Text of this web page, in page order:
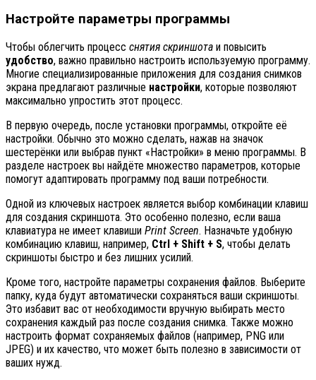
Настройте параметры программы
Чтобы облегчить процесс снятия скриншота и повысить
удобство, важно правильно настроить используемую программу.
Многие специализированные приложения для создания снимков
экрана предлагают различные настройки, которые позволяют
максимально упростить этот процесс.
В первую очередь, после установки программы, откройте её
настройки. Обычно это можно сделать, нажав на значок
шестерёнки или выбрав пункт «Настройки» в меню программы. В
разделе настроек вы найдёте множество параметров, которые
помогут адаптировать программу под ваши потребности.
Одной из ключевых настроек является выбор комбинации клавиш
для создания скриншота. Это особенно полезно, если ваша
клавиатура не имеет клавиши Print Screen. Назначьте удобную
комбинацию клавиш, например, Ctrl + Shift + S, чтобы делать
скриншоты быстро и без лишних усилий.
Кроме того, настройте параметры сохранения файлов. Выберите
папку, куда будут автоматически сохраняться ваши скриншоты.
Это избавит вас от необходимости вручную выбирать место
сохранения каждый раз после создания снимка. Также можно
настроить формат сохраняемых файлов (например, PNG или
JPEG) и их качество, что может быть полезно в зависимости от
ваших нужд.